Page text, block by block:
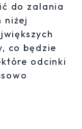
do zalania
niżej
co będzie
odcinki